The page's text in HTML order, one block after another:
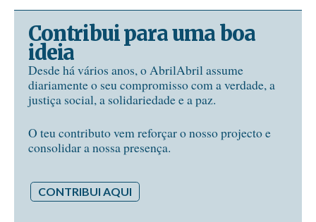
Contribui para uma boa
ideia
Desde há vários anos, o AbrilAbril assume
diariamente o seu compromisso com a verdade, a
justiça social, a solidariedade e a paz.
O teu contributo vem reforçar o nosso projecto e
consolidar a nossa presença.
CONTRIBUI AQUI